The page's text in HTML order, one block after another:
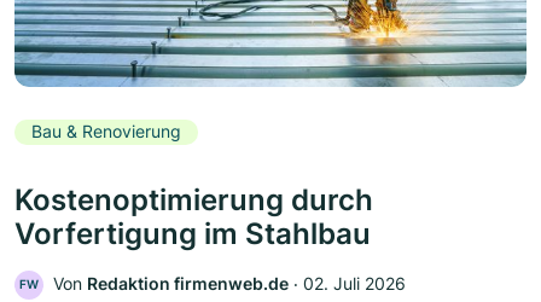
Bau & Renovierung
Kostenoptimierung durch
Vorfertigung im Stahlbau
FW Von Redaktion firmenweb.de ‧ 02. Juli 2026